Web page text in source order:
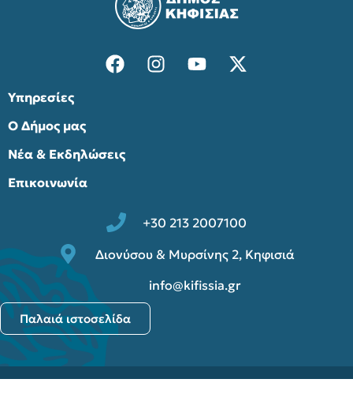
Υπηρεσίες
Ο Δήμος μας
Νέα & Εκδηλώσεις
Επικοινωνία
+30 213 2007100
Διονύσου & Μυρσίνης 2, Κηφισιά
info@kifissia.gr
Παλαιά ιστοσελίδα
© 2025 Δήμος Κηφισιάς